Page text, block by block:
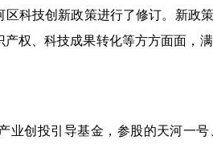
科技创新政策进行了修订。新政
权、科技成果转化等方方面面，
业创投引导基金，参股的天河一